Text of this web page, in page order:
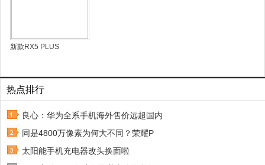
新款RX5 PLUS
热点排行
良心：华为全系手机海外售价远超国内
同是4800万像素为何大不同？荣耀P
太阳能手机充电器改头换面啦